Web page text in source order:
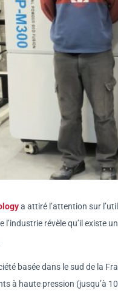
a attiré l’attention sur
l’industrie révèle qu’il existe
basée dans le sud de la
à haute pression (jusqu’à